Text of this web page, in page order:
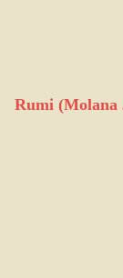
Rumi (Molana